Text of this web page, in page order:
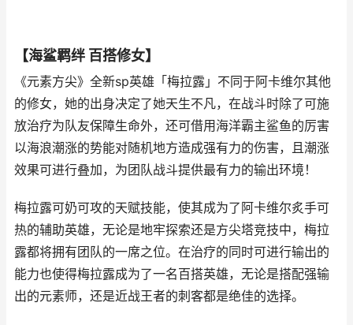
【海鲨羁绊 百搭修女】
《元素方尖》全新sp英雄「梅拉露」不同于阿卡维尔其他
的修女，她的出身决定了她天生不凡，在战斗时除了可施
放治疗为队友保障生命外，还可借用海洋霸主鲨鱼的厉害
以海浪潮涨的势能对随机地方造成强有力的伤害，且潮涨
效果可进行叠加，为团队战斗提供最有力的输出环境！
梅拉露可奶可攻的天赋技能，使其成为了阿卡维尔炙手可
热的辅助英雄，无论是地牢探索还是方尖塔竞技中，梅拉
露都将拥有团队的一席之位。在治疗的同时可进行输出的
能力也使得梅拉露成为了一名百搭英雄，无论是搭配强输
出的元素师，还是近战王者的刺客都是绝佳的选择。